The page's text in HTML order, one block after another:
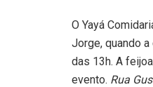
O Yayá
Jorge, quando
das 13h. A
evento. Rua